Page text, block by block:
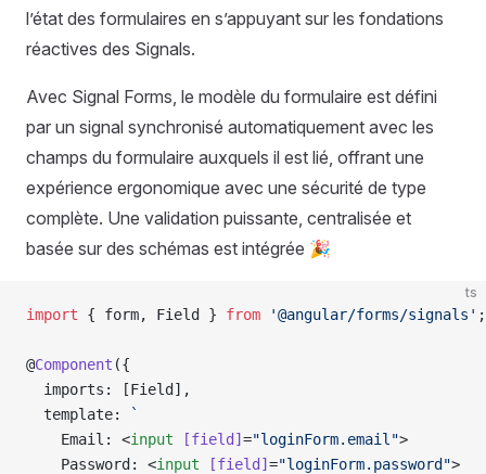
l’état des formulaires en s’appuyant sur les fondations
réactives des Signals.
Avec Signal Forms, le modèle du formulaire est défini
par un signal synchronisé automatiquement avec les
champs du formulaire auxquels il est lié, offrant une
expérience ergonomique avec une sécurité de type
complète. Une validation puissante, centralisée et
basée sur des schémas est intégrée 🎉
ts
import { form, Field } from '@angular/forms/signals' ;
@Component ({
  imports: [Field],
  template:
`
    Email: <
input [field] ="loginForm.email">
    Password: <
input [field] ="loginForm.password">